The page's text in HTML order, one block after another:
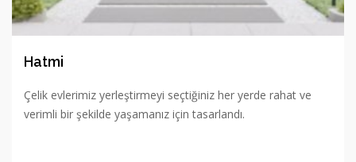
Hatmi
Çelik evlerimiz yerleştirmeyi seçtiğiniz her yerde rahat ve
verimli bir şekilde yaşamanız için tasarlandı.